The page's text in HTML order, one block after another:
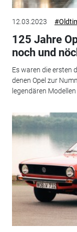
12.03.2023
125 Jahre
noch und
Es waren die ersten
denen Opel zur
legendären